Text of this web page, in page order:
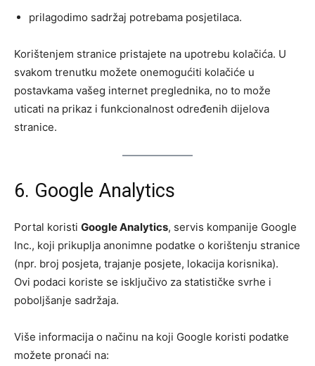
prilagodimo sadržaj potrebama posjetilaca.
Korištenjem stranice pristajete na upotrebu kolačića. U
svakom trenutku možete onemogućiti kolačiće u
postavkama vašeg internet preglednika, no to može
uticati na prikaz i funkcionalnost određenih dijelova
stranice.
6. Google Analytics
Portal koristi Google Analytics, servis kompanije Google
Inc., koji prikuplja anonimne podatke o korištenju stranice
(npr. broj posjeta, trajanje posjete, lokacija korisnika).
Ovi podaci koriste se isključivo za statističke svrhe i
poboljšanje sadržaja.
Više informacija o načinu na koji Google koristi podatke
možete pronaći na: